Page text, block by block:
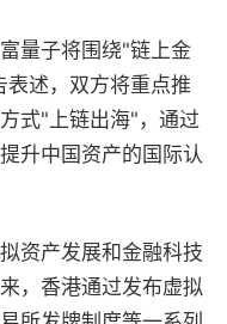
量子将围绕"链上金
表述，双方将重点推
式"上链出海"，通过
升中国资产的国际认
资产发展和金融科技
，香港通过发布虚拟